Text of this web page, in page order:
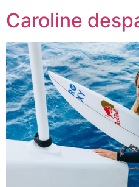
Caroline